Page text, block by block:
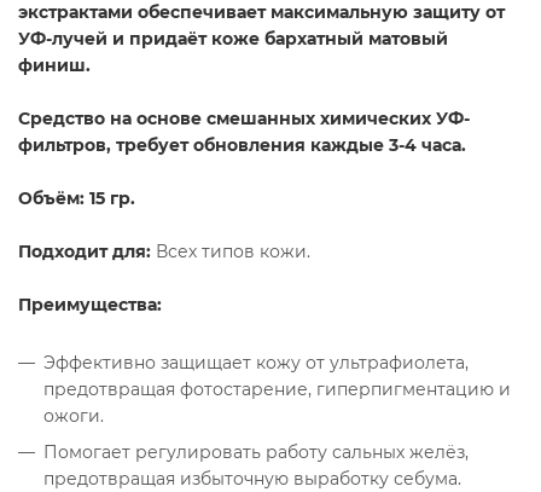
экстрактами обеспечивает максимальную защиту от
УФ-лучей и придаёт коже бархатный матовый
финиш.
Средство на основе смешанных химических УФ-
фильтров, требует обновления каждые 3-4 часа.
Объём: 15 гр.
Подходит для: Всех типов кожи.
Преимущества:
Эффективно защищает кожу от ультрафиолета,
предотвращая фотостарение, гиперпигментацию и
ожоги.
Помогает регулировать работу сальных желёз,
предотвращая избыточную выработку себума.